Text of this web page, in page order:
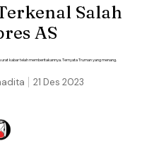
Salah
AS
kabar telah memberitakannya. Ternyata Truman yang menang.
21 Des 2023